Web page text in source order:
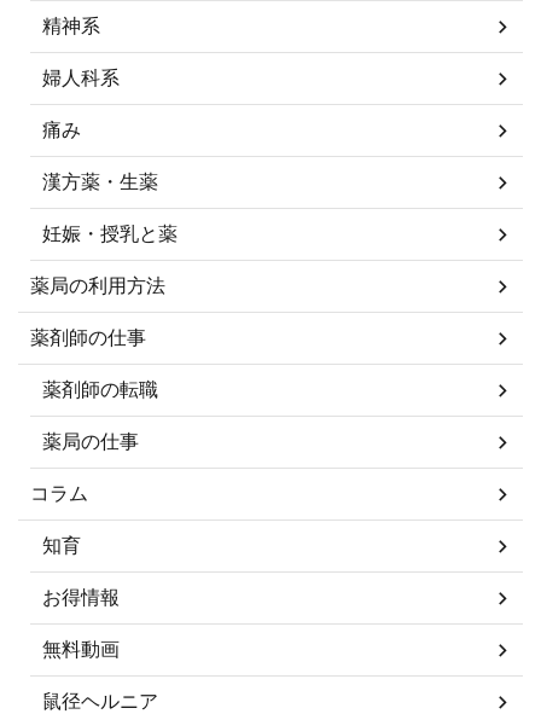
精神系
婦人科系
痛み
漢方薬・生薬
妊娠・授乳と薬
薬局の利用方法
薬剤師の仕事
薬剤師の転職
薬局の仕事
コラム
知育
お得情報
無料動画
鼠径ヘルニア